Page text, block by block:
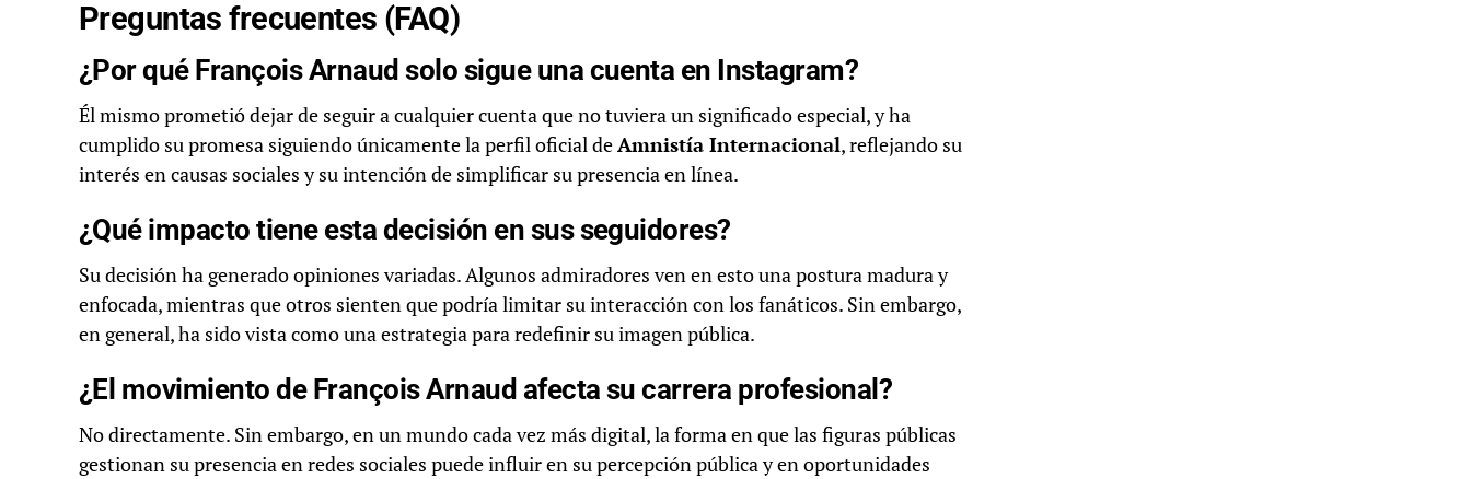
Preguntas frecuentes (FAQ)
¿Por qué François Arnaud solo sigue una cuenta en Instagram?
Él mismo prometió dejar de seguir a cualquier cuenta que no tuviera un significado especial, y ha
cumplido su promesa siguiendo únicamente la perfil oficial deAmnistía Internacional, reflejando su
interés en causas sociales y su intención de simplificar su presencia en línea.
¿Qué impacto tiene esta decisión en sus seguidores?
Su decisión ha generado opiniones variadas. Algunos admiradores ven en esto una postura madura y
enfocada, mientras que otros sienten que podría limitar su interacción con los fanáticos. Sin embargo,
en general, ha sido vista como una estrategia para redefinir su imagen pública.
¿El movimiento de François Arnaud afecta su carrera profesional?
No directamente. Sin embargo, en un mundo cada vez más digital, la forma en que las figuras públicas
gestionan su presencia en redes sociales puede influir en su percepción pública y en oportunidades